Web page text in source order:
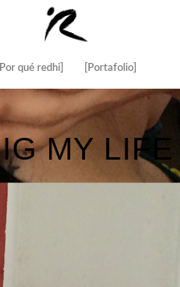
[Por qué redhi] [Portafolio]
MY LIFE